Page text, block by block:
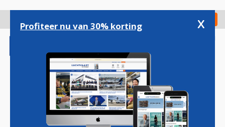
gaan
Check in
Magazine Podcasts Vacatures
Profiteer nu van 30% korting x